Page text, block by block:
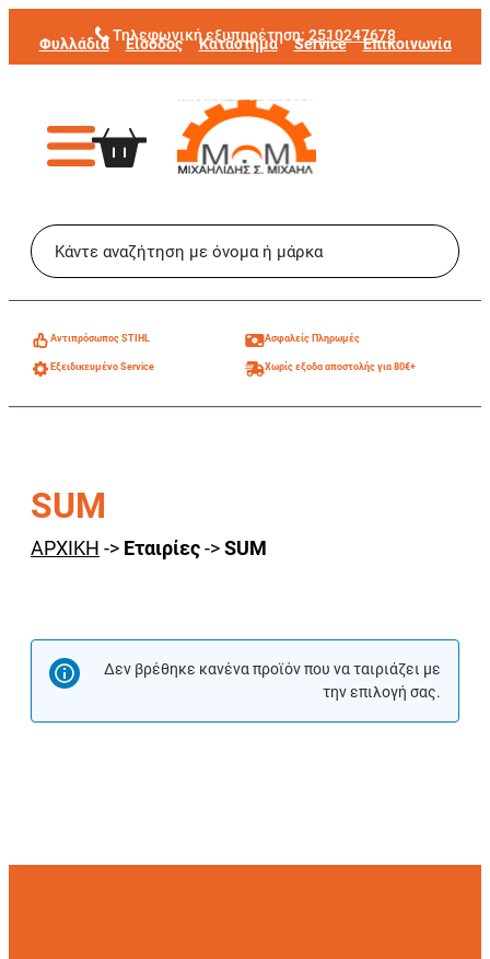
Μετάβαση
στο
Τηλεφωνική εξυπηρέτηση: 2510247678
Φυλλάδια Είσοδος Κατάστημα Service Επικοινωνία
Aντιπρόσωπος STIHL Ασφαλείς Πληρωμές
Εξειδικευμένο Service Χωρίς εξοδα αποστολής για 80€+
SUM
ΑΡΧΙΚΗ -> Εταιρίες->SUM
Δεν βρέθηκε κανένα προϊόν που να ταιριάζει με
την επιλογή σας.